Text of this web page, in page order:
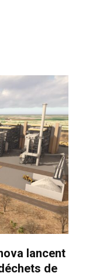
lancent
de